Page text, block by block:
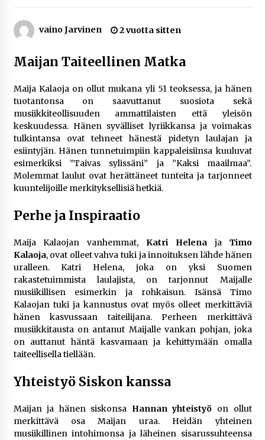
Matti Koivisto toimittaja ikä – mitä Ylen
5 päivää sitten
Netflix, YouTube, TikTok, pelit ja nettikasinot
osana samaa ilmiötä
1 viikko sitten
Jaakko Selin puoliso Simo – pitkä
rakkaustarina, elämäntyö ja ura
1 viikko sitten
Näin pikakasinot nopeuttavat kotiutuksia
2 viikkoa sitten
Nina Rung – rikollisuuden tutkija ja väkivallan
ehkäisyn näkyvä ääni
2 viikkoa sitten
Pia Töyli – tapaus, joka jäi osaksi Suomen
rikoshistoriaa
3 viikkoa sitten
Online-kasinoiden mobiilipelialustojen kehitys
3 viikkoa sitten
Uutisankkuri Jan Andersson vaimo – faktat ja
huhut
3 viikkoa sitten
vaino Jarvinen 2 vuotta sitten
Maijan Taiteellinen Matka
Maija Kalaoja on ollut mukana yli 51 teoksessa, ja hänen
tuotantonsa on saavuttanut suosiota sekä
musiikkiteollisuuden ammattilaisten että yleisön
keskuudessa. Hänen syvälliset lyriikkansa ja voimakas
tulkintansa ovat tehneet hänestä pidetyn laulajan ja
esiintyjän. Hänen tunnetuimpiin kappaleisiinsa kuuluvat
esimerkiksi ”Taivas sylissäni” ja ”Kaksi maailmaa”.
Molemmat laulut ovat herättäneet tunteita ja tarjonneet
kuuntelijoille merkityksellisiä hetkiä.
Perhe ja Inspiraatio
Maija Kalaojan vanhemmat, Katri Helenaja Timo
Kalaoja, ovat olleet vahva tuki ja innoituksen lähde hänen
uralleen. Katri Helena, joka on yksi Suomen
rakastetuimmista laulajista, on tarjonnut Maijalle
musiikillisen esimerkin ja rohkaisun. Isänsä Timo
Kalaojan tuki ja kannustus ovat myös olleet merkittäviä
hänen kasvussaan taiteilijana. Perheen merkittävä
musiikkitausta on antanut Maijalle vankan pohjan, joka
on auttanut häntä kasvamaan ja kehittymään omalla
taiteellisella tiellään.
Yhteistyö Siskon kanssa
Maijan ja hänen siskonsa Hannan yhteistyö on ollut
merkittävä osa Maijan uraa. Heidän yhteinen
musiikillinen intohimonsa ja läheinen sisarussuhteensa